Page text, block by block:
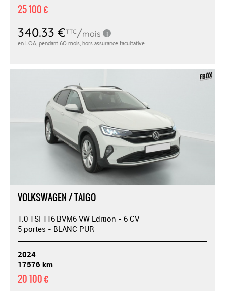
25 100 €
VOLKSWAGEN / TAIGO
1.0 TSI 116 BVM6 VW Edition - 6 CV
5 portes - BLANC PUR
2024
17576 km
20 100 €